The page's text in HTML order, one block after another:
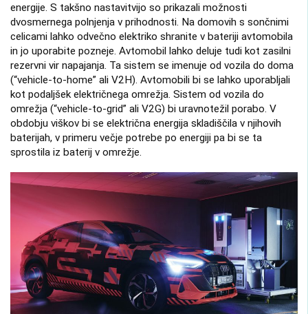
energije. S takšno nastavitvijo so prikazali možnosti
dvosmernega polnjenja v prihodnosti. Na domovih s sončnimi
celicami lahko odvečno elektriko shranite v bateriji avtomobila
in jo uporabite pozneje. Avtomobil lahko deluje tudi kot zasilni
rezervni vir napajanja. Ta sistem se imenuje od vozila do doma
(“vehicle-to-home” ali V2H). Avtomobili bi se lahko uporabljali
kot podaljšek električnega omrežja. Sistem od vozila do
omrežja (“vehicle-to-grid” ali V2G) bi uravnotežil porabo. V
obdobju viškov bi se električna energija skladiščila v njihovih
baterijah, v primeru večje potrebe po energiji pa bi se ta
sprostila iz baterij v omrežje.